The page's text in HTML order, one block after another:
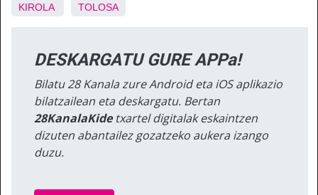
KIROLA TOLOSA
DESKARGATU GURE APPa!
Bilatu 28 Kanala zure Android eta iOS aplikazio
bilatzailean eta deskargatu. Bertan
28KanalaKidetxartel digitalak eskaintzen
dizuten abantailez gozatzeko aukera izango
duzu.